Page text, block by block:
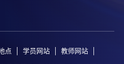
点 学员网站 教师网站